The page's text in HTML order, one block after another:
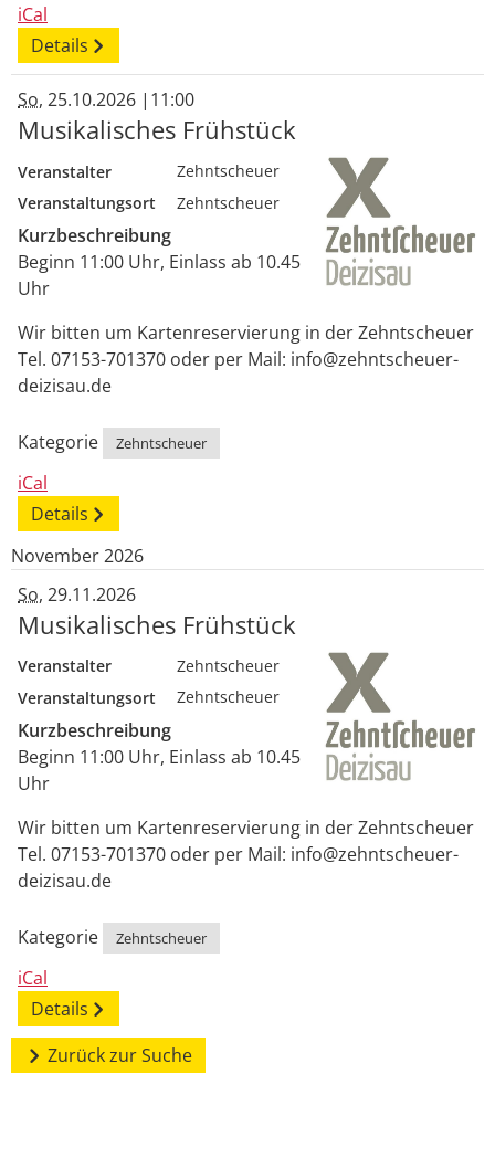
iCal
Details
So, 25.10.2026 | 11:00
Musikalisches Frühstück
Veranstalter
Zehntscheuer
Veranstaltungsort
Zehntscheuer
Kurzbeschreibung
Beginn 11:00 Uhr, Einlass ab 10.45
Uhr
Wir bitten um Kartenreservierung in der Zehntscheuer
Tel. 07153-701370 oder per Mail: info@zehntscheuer-
deizisau.de
Kategorie Zehntscheuer
iCal
Details
November 2026
So, 29.11.2026
Musikalisches Frühstück
Veranstalter
Zehntscheuer
Veranstaltungsort
Zehntscheuer
Kurzbeschreibung
Beginn 11:00 Uhr, Einlass ab 10.45
Uhr
Wir bitten um Kartenreservierung in der Zehntscheuer
Tel. 07153-701370 oder per Mail: info@zehntscheuer-
deizisau.de
Kategorie Zehntscheuer
iCal
Details
Zurück zur Suche